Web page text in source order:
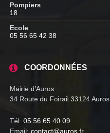
Pompiers
18
Ecole
05 56 65 42 38
COORDONNÉES
Mairie d’Auros
34 Route du Foirail 33124 Auros
Tél: 05 56 65 40 09
Email: contact@auros.fr